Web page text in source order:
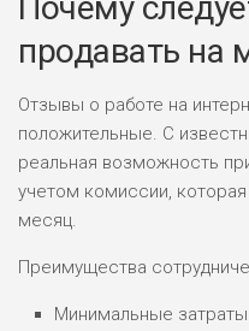
НАЗВАНИЕ
ДОХОД: ВЫСОКИЙ
Почему
продавать на
Отзывы о работе на
положительные. С
реальная возможность
учетом комиссии,
месяц.
Преимущества
Минимальные